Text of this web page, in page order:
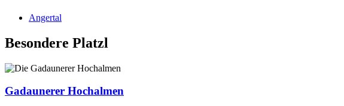
Angertal
Besondere Platzl
Gadaunerer Hochalmen